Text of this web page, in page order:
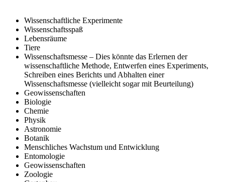
Wissenschaftliche Experimente
Wissenschaftsspaß
Lebensräume
Tiere
Wissenschaftsmesse – Dies könnte das Erlernen der
wissenschaftliche Methode, Entwerfen eines Experiments,
Schreiben eines Berichts und Abhalten einer
Wissenschaftsmesse (vielleicht sogar mit Beurteilung)
Geowissenschaften
Biologie
Chemie
Physik
Astronomie
Botanik
Menschliches Wachstum und Entwicklung
Entomologie
Geowissenschaften
Zoologie